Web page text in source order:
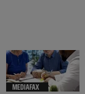
MEDIAFAX